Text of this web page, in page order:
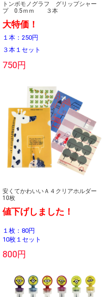
トンボモノグラフ グリップシャー
プ 0.5ｍｍ ３本
大特価！
１本：250円
３本１セット
750円
安くてかわいいＡ４クリアホルダー
10枚
値下げしました！
１枚：80円
10枚１セット
800円